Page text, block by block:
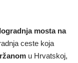
mosta na
ceste koja
u Hrvatskoj,